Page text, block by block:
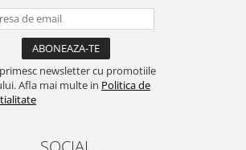
newsletter cu promotiile
Afla mai multe in Politica de